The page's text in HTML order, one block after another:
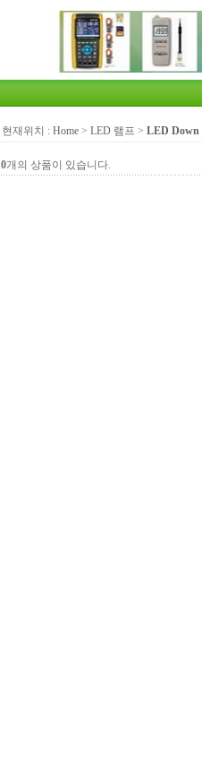
현재위치 : Home > LED 램프 > LED
0개의 상품이 있습니다.